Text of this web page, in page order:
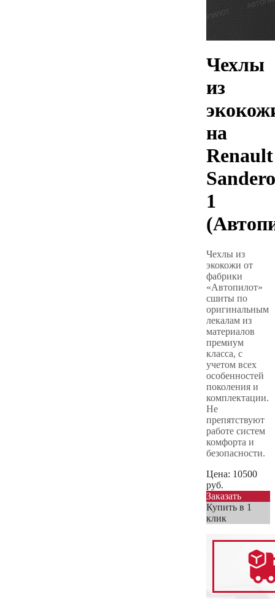
Чехлы
из
на
Renault
Sandero
1
Чехлы из
экокожи от
фабрики
«Автопилот»
сшиты по
оригинальным
лекалам из
материалов
премиум
класса, с
учетом всех
особенностей
поколения и
комплектации.
Не
препятствуют
работе систем
комфорта и
безопасности.
Цена: 10500
руб.
Заказать
Купить в 1
клик